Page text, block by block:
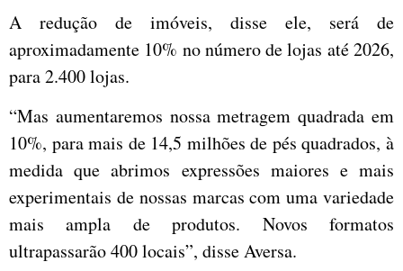
A redução de imóveis, disse ele, será de
aproximadamente 10% no número de lojas até 2026,
para 2.400 lojas.
“Mas aumentaremos nossa metragem quadrada em
10%, para mais de 14,5 milhões de pés quadrados, à
medida que abrimos expressões maiores e mais
experimentais de nossas marcas com uma variedade
mais ampla de produtos. Novos formatos
ultrapassarão 400 locais”, disse Aversa.